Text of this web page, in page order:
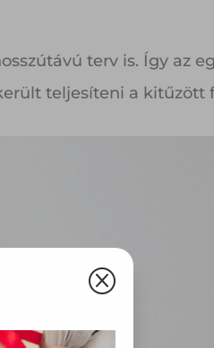
terv is. Így az
teljesíteni a kitűzött
Q